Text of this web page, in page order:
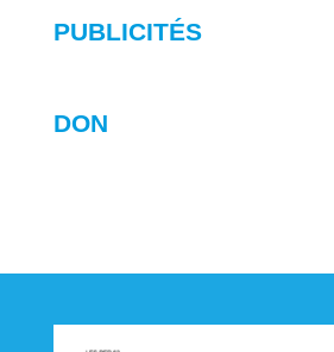
PUBLICITÉS
DON